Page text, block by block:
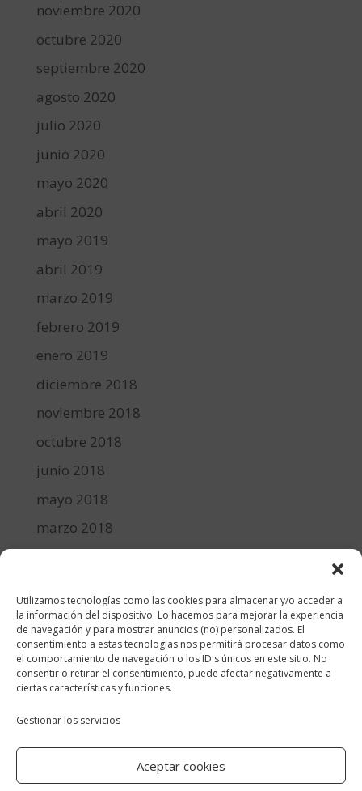
Utilizamos tecnologías como las cookies para almacenar y/o acceder a
la información del dispositivo. Lo hacemos para mejorar la experiencia
de navegación y para mostrar anuncios (no) personalizados. El
consentimiento a estas tecnologías nos permitirá procesar datos como
el comportamiento de navegación o los ID's únicos en este sitio. No
consentir o retirar el consentimiento, puede afectar negativamente a
ciertas características y funciones.
Gestionar los servicios
Aceptar cookies
noviembre 2020
octubre 2020
septiembre 2020
agosto 2020
julio 2020
junio 2020
mayo 2020
abril 2020
mayo 2019
abril 2019
marzo 2019
febrero 2019
enero 2019
diciembre 2018
noviembre 2018
octubre 2018
junio 2018
mayo 2018
marzo 2018
diciembre 2017
Categorías
cocina y recetas
general
lifestyle
manualidades-diy